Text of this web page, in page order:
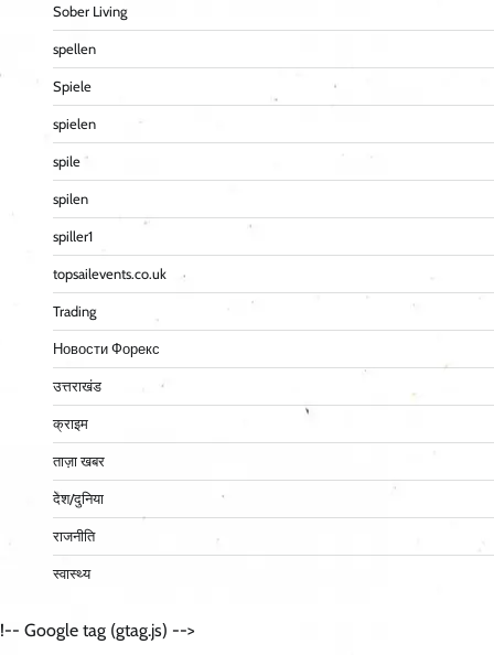
Sober Living
spellen
Spiele
spielen
spile
spilen
spiller1
topsailevents.co.uk
Trading
Новости Форекс
उत्तराखंड
क्राइम
ताज़ा खबर
देश/दुनिया
राजनीति
स्वास्थ्य
!-- Google tag (gtag.js) -->